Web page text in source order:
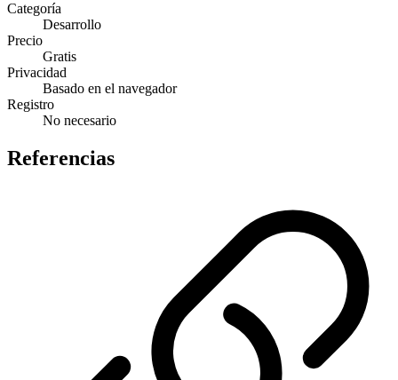
Categoría
Desarrollo
Precio
Gratis
Privacidad
Basado en el navegador
Registro
No necesario
Referencias